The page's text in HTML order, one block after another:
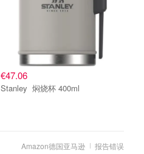
€47.06
Stanley 焖烧杯 400ml
报告错误
Amazon德国亚马逊